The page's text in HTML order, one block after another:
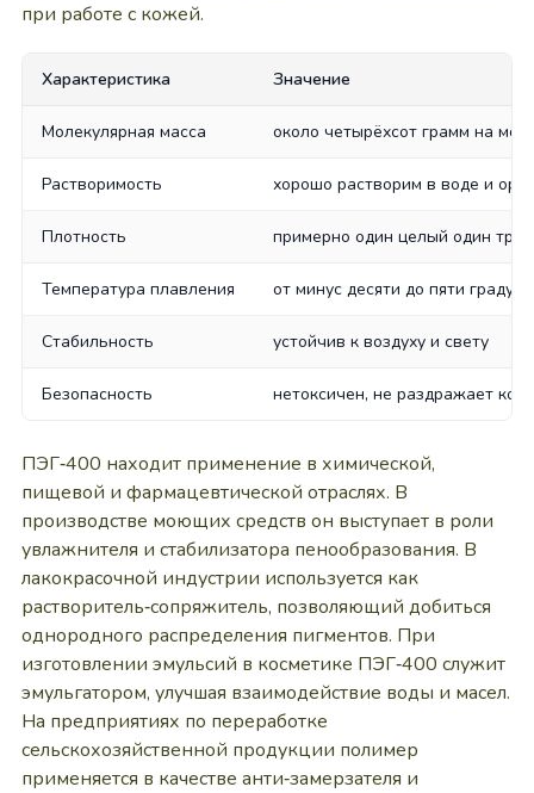
при работе с кожей.
Характеристика Значение
Молекулярная масса около четырёхсот грамм на
Растворимость хорошо растворим в воде и
Плотность примерно один целый один три
Температура плавления от минус десяти до пяти
Стабильность устойчив к воздуху и свету
Безопасность нетоксичен, не раздражает
ПЭГ‑400 находит применение в химической,
пищевой и фармацевтической отраслях. В
производстве моющих средств он выступает в роли
увлажнителя и стабилизатора пенообразования. В
лакокрасочной индустрии используется как
растворитель‑сопряжитель, позволяющий добиться
однородного распределения пигментов. При
изготовлении эмульсий в косметике ПЭГ‑400 служит
эмульгатором, улучшая взаимодействие воды и масел.
На предприятиях по переработке
сельскохозяйственной продукции полимер
применяется в качестве анти‑замерзателя и